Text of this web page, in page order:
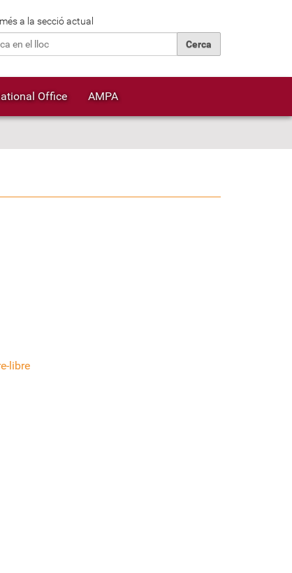
a la secció actual
Office AMPA
libre